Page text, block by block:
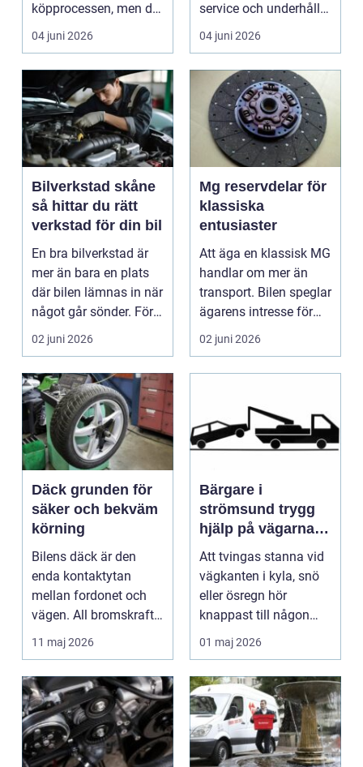
köpprocessen, men det
ha...
04 juni 2026
service och underhåll
sköts i tid. I...
04 juni 2026
Bilverkstad skåne
så hittar du rätt
verkstad för din bil
En bra bilverkstad är
mer än bara en plats
där bilen lämnas in när
något går sönder. För
många biläg...
02 juni 2026
Mg reservdelar för
klassiska
entusiaster
Att äga en klassisk MG
handlar om mer än
transport. Bilen speglar
ägarens intresse för
teknik, histo...
02 juni 2026
Däck grunden för
säker och bekväm
körning
Bilens däck är den
enda kontaktytan
mellan fordonet och
vägen. All bromskraft,
styrning och accelera...
11 maj 2026
Bärgare i
strömsund trygg
hjälp på vägarna
året runt
Att tvingas stanna vid
vägkanten i kyla, snö
eller ösregn hör
knappast till någon
bilägares drömscen...
01 maj 2026